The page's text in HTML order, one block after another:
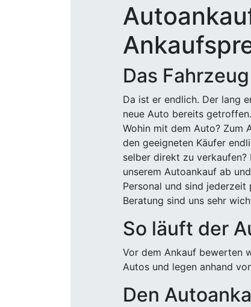
Das
Da ist er endlich. Der lang
neue Auto bereits
Wohin mit dem Auto? Zum
den geeigneten Käufer
selber direkt zu verkaufen?
unserem Autoankauf ab
Personal und sind
Beratung sind uns sehr
So läuft der
Vor dem Ankauf bewerten
Autos und legen anhand
Den